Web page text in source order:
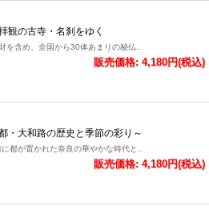
観の古寺・名刹をゆく
を含め、全国から30体あまりの秘仏..
販売価格: 4,180円(税込)
・大和路の歴史と季節の彩り～
都が置かれた奈良の華やかな時代と..
販売価格: 4,180円(税込)